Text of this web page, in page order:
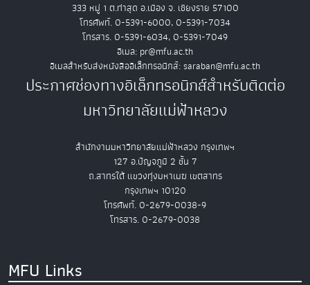
333 หมู่ 1 ต.ท่าสุด อ.เมือง จ. เชียงราย 57100
โทรศัพท์. 0-5391-6000, 0-5391-7034
โทรสาร. 0-5391-6034, 0-5391-7049
อีเมล: pr@mfu.ac.th
อีเมลสำหรับส่งหนังสืออิเล็กทรอนิกส์: saraban@mfu.ac.th
ประกาศช่องทางอิเล็กทรอนิกส์สำหรับติดต่อ
มหาวิทยาลัยแม่ฟ้าหลวง
สำนักงานมหาวิทยาลัยแม่ฟ้าหลวง กรุงเทพฯ
127 อ.ปัญจภูมิ 2 ชั้น 7
ถ.สาทรใต้ แขวงทุ่งมหาเมฆ เขตสาทร
กรุงเทพฯ 10120
โทรศัพท์. 0-2679-0038-9
โทรสาร. 0-2679-0038
MFU Links